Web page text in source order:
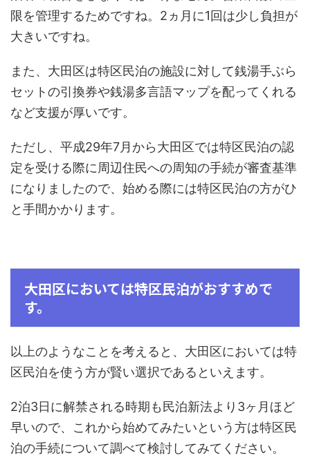
限を管理するためですね。2ヵ月に1回は少し負担が
大きいですね。
また、大田区は特区民泊の施設に対して銭湯手ぶら
セットの引換券や銭湯多言語マップを配ってくれる
など支援が厚いです。
ただし、平成29年7月から大田区では特区民泊の認
定を受ける際に周辺住民への周知の手続が審査基準
になりましたので、始める際には特区民泊の方がひ
と手間かかります。
大田区においては特区民泊がおすすめで
す。
以上のようなことを考えると、大田区においては特
区民泊を使う方が賢い選択であるといえます。
2泊3日に解禁される時期も民泊新法より3ヶ月ほど
早いので、これから始めてみたいという方は特区民
泊の手続について調べて検討してみてください。